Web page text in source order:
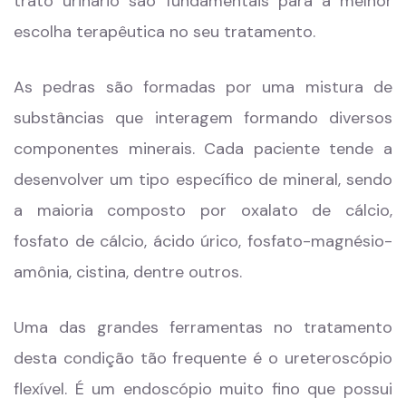
escolha terapêutica no seu tratamento.
As pedras são formadas por uma mistura de
substâncias que interagem formando diversos
componentes minerais. Cada paciente tende a
desenvolver um tipo específico de mineral, sendo
a maioria composto por oxalato de cálcio,
fosfato de cálcio, ácido úrico, fosfato-magnésio-
amônia, cistina, dentre outros.
Uma das grandes ferramentas no tratamento
desta condição tão frequente é o ureteroscópio
flexível. É um endoscópio muito fino que possui